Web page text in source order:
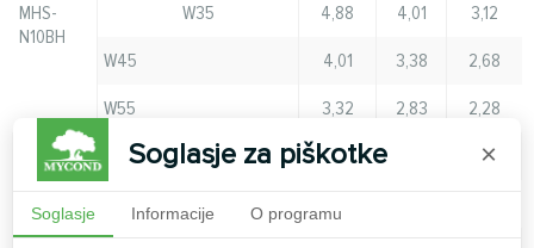
MHS-
N10BH
W35 4,88 4,01
3,12
W45
4,01 3,38
2,68
W55
3,32 2,83
2,28
MHS-
N12BH
W35 4,94
3,18
W45
Soglasje za piškotke ×
Soglasje Informacije O programu